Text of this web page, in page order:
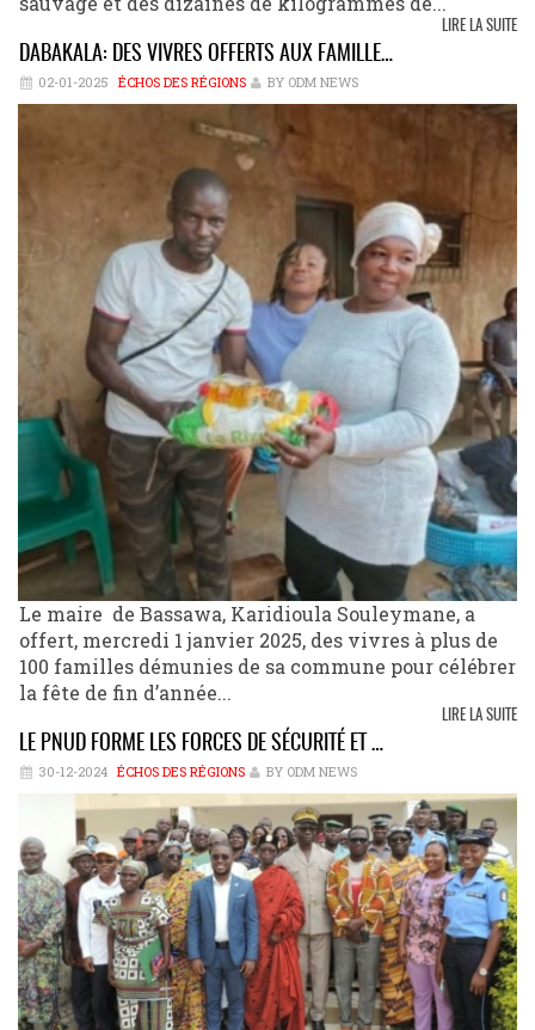
LIRE LA SUITE
DABAKALA: DES VIVRES OFFERTS AUX FAMILLE…
02-01-2025 ÉCHOS DES RÉGIONS BY ODM NEWS
Le maire de Bassawa, Karidioula Souleymane, a
offert, mercredi 1 janvier 2025, des vivres à plus de
100 familles démunies de sa commune pour célébrer
la fête de fin d’année...
LIRE LA SUITE
LE PNUD FORME LES FORCES DE SÉCURITÉ ET …
30-12-2024 ÉCHOS DES RÉGIONS BY ODM NEWS